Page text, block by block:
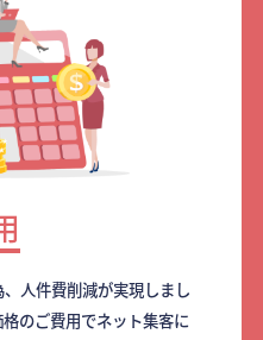
人件費削減が実現しまし
のご費用でネット集客に